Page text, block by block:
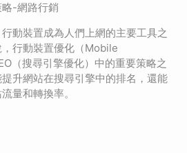
略-網路行銷
動裝置成為人們上網的主要工具之
行動裝置優化（Mobile
（搜尋引擎優化）中的重要策略之
升網站在搜尋引擎中的排名，還能
量和轉換率。